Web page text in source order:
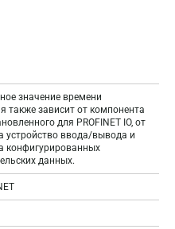
значение времени
также зависит от компонента
для PROFINET IO, от
устройство ввода/вывода и
конфигурированных
данных.